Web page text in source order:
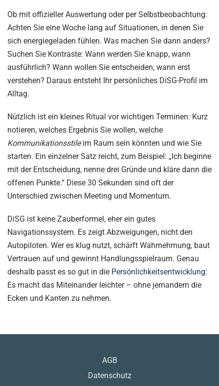
Ob mit offizieller Auswertung oder per Selbstbeobachtung:
Achten Sie eine Woche lang auf Situationen, in denen Sie
sich energiegeladen fühlen. Was machen Sie dann anders?
Suchen Sie Kontraste: Wann werden Sie knapp, wann
ausführlich? Wann wollen Sie entscheiden, wann erst
verstehen? Daraus entsteht Ihr persönliches DiSG-Profil im
Alltag.
Nützlich ist ein kleines Ritual vor wichtigen Terminen: Kurz
notieren, welches Ergebnis Sie wollen, welche
Kommunikationsstileim Raum sein könnten und wie Sie
starten. Ein einzelner Satz reicht, zum Beispiel: „Ich beginne
mit der Entscheidung, nenne drei Gründe und kläre dann die
offenen Punkte.“ Diese 30 Sekunden sind oft der
Unterschied zwischen Meeting und Momentum.
DiSG ist keine Zauberformel, eher ein gutes
Navigationssystem. Es zeigt Abzweigungen, nicht den
Autopiloten. Wer es klug nutzt, schärft Wahrnehmung, baut
Vertrauen auf und gewinnt Handlungsspielraum. Genau
deshalb passt es so gut in die Persönlichkeitsentwicklung:
Es macht das Miteinander leichter – ohne jemandem die
Ecken und Kanten zu nehmen.
AGB
Datenschutz